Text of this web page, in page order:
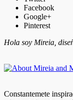
Facebook
Google+
Pinterest
Hola soy Mireia,
Constantemete